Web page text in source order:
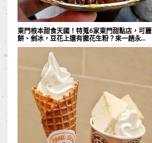
東門根本甜食天國！特蒐6家東門甜點店，可麗
餅、剉冰，豆花上還有撒花生粉？來一趟永...